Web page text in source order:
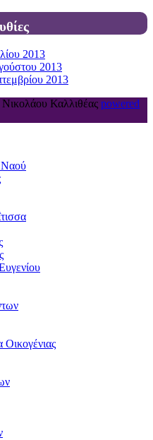
2013
2013
2013
Νικολάου Καλλιθέας powered
Ναού